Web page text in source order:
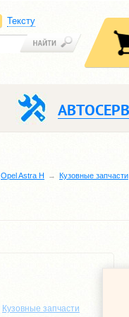
Тексту
Opel Astra H Кузовные запчасти
Кузовные запчасти